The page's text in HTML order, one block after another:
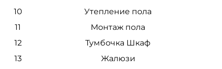
10
Утепление пола
11
Монтаж пола
12
Тумбочка Шкаф
13
Жалюзи